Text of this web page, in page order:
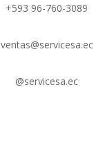
+593 96-760-3089
ventas@servicesa.ec
@servicesa.ec